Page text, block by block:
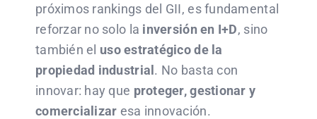
próximos rankings del GII, es fundamental
reforzar no solo la inversión en I+D, sino
también el uso estratégico de la
propiedad industrial. No basta con
innovar: hay que proteger, gestionar y
comercializar esa innovación.